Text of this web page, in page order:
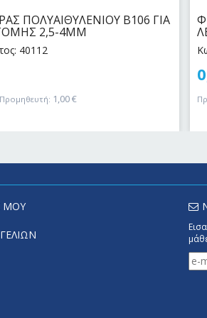
ΠΟΛΥΑΙΘΥΛΕΝΙΟΥ Β106 ΓΙΑ
2,5-4MM
40112
1,00€
ΜΟΥ